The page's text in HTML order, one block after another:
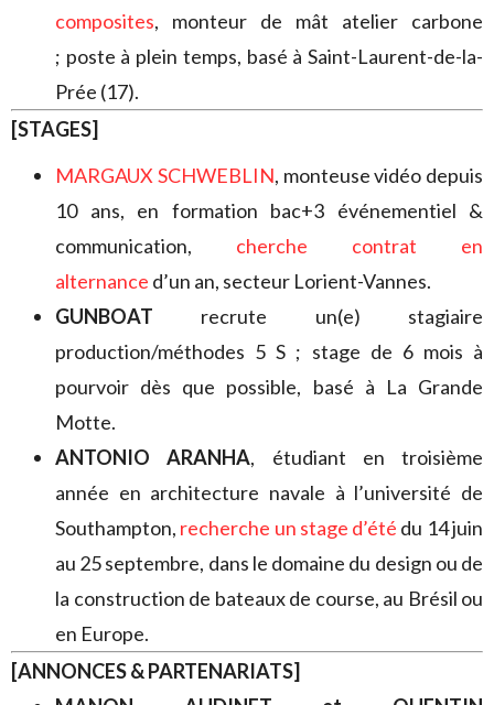
composites, monteur de mât atelier carbone
; poste à plein temps, basé à Saint-Laurent-de-la-
Prée (17).
[STAGES]
MARGAUX SCHWEBLIN, monteuse vidéo depuis
10 ans, en formation bac+3 événementiel &
communication, cherche contrat en
alternance d’un an, secteur Lorient-Vannes.
GUNBOAT recrute un(e) stagiaire
production/méthodes 5 S ; stage de 6 mois à
pourvoir dès que possible, basé à La Grande
Motte.
ANTONIO ARANHA, étudiant en troisième
année en architecture navale à l’université de
Southampton, recherche un stage d’été du 14 juin
au 25 septembre, dans le domaine du design ou de
la construction de bateaux de course, au Brésil ou
en Europe.
[ANNONCES & PARTENARIATS]